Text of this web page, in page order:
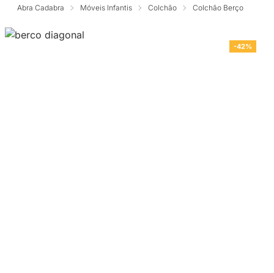
Abra Cadabra Móveis Infantis Colchão Colchão Berço
-42%